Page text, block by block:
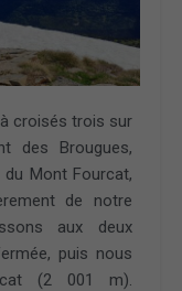
croisés trois sur
des Brougues,
du Mont Fourcat,
de notre
aux deux
puis nous
(2 001 m).